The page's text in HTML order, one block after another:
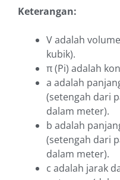
Keterangan:
V adalah
kubik).
π (Pi) adalah
a adalah
(setengah dari
dalam meter).
b adalah
(setengah dari
dalam meter).
c adalah jarak